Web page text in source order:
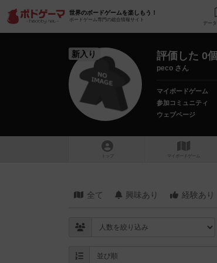
世界のボードゲームを楽しもう！
ボードゲーム専門の総合情報サイト
新入り 評価した 0個
peco さん
マイボードゲーム
参加コミュニティ
ウェブページ
トップ マイボードゲーム
全て 興味あり 経験あり